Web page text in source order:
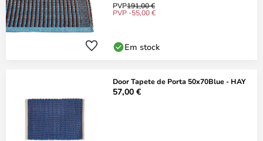
PVP191,00 €
PVP -55,00 €
Em stock
Door Tapete de Porta 50x70Blue - HAY
57,00 €